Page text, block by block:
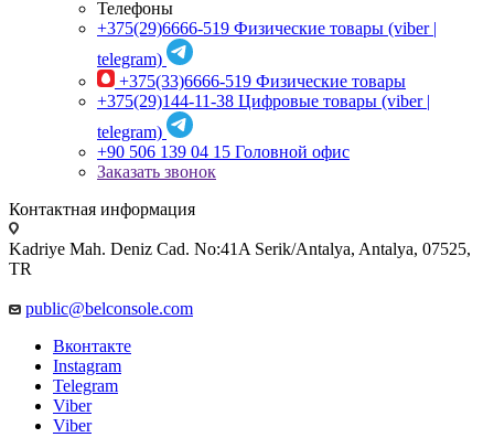
Телефоны
+375(29)6666-519 Физические товары (viber |
telegram)
+375(33)6666-519 Физические товары
+375(29)144-11-38 Цифровые товары (viber |
telegram)
+90 506 139 04 15 Головной офис
Заказать звонок
Контактная информация
Kadriye Mah. Deniz Cad. No:41A Serik/Antalya, Antalya, 07525,
TR
public@belconsole.com
Вконтакте
Instagram
Telegram
Viber
Viber